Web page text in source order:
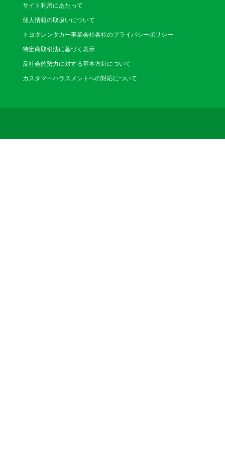
サイト利用にあたって
個人情報の取扱いについて
トヨタレンタカー事業会社各社のプライバシーポリシー
特定商取引法に基づく表示
反社会的勢力に対する基本方針について
カスタマーハラスメントへの対応について